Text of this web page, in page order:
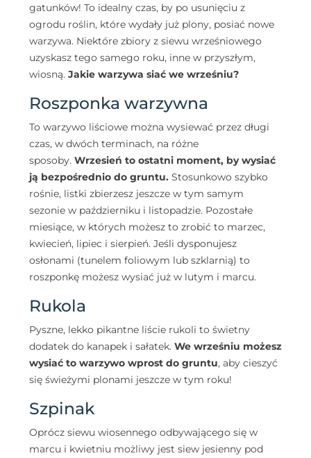
gatunków! To idealny czas, by po usunięciu z
ogrodu roślin, które wydały już plony, posiać nowe
warzywa. Niektóre zbiory z siewu wrześniowego
uzyskasz tego samego roku, inne w przyszłym,
wiosną. Jakie warzywa siać we wrześniu?
Roszponka warzywna
To warzywo liściowe można wysiewać przez długi
czas, w dwóch terminach, na różne
sposoby. Wrzesień to ostatni moment, by wysiać
ją bezpośrednio do gruntu. Stosunkowo szybko
rośnie, listki zbierzesz jeszcze w tym samym
sezonie w październiku i listopadzie. Pozostałe
miesiące, w których możesz to zrobić to marzec,
kwiecień, lipiec i sierpień. Jeśli dysponujesz
osłonami (tunelem foliowym lub szklarnią) to
roszponkę możesz wysiać już w lutym i marcu.
Rukola
Pyszne, lekko pikantne liście rukoli to świetny
dodatek do kanapek i sałatek. We wrześniu możesz
wysiać to warzywo wprost do gruntu, aby cieszyć
się świeżymi plonami jeszcze w tym roku!
Szpinak
Oprócz siewu wiosennego odbywającego się w
marcu i kwietniu możliwy jest siew jesienny pod